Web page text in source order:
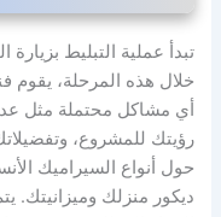
تبدأ عملية التبليط بزيارة
خلال هذه المرحلة، يقوم
أي مشاكل محتملة مثل
رؤيتك للمشروع،
حول أنواع السيراميك
ديكور منزلك وميزانيتك.